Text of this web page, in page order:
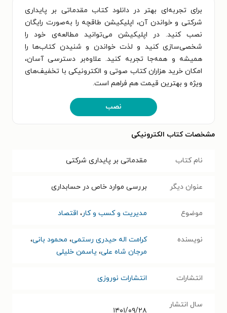
برای تجربه‌ای بهتر در دانلود کتاب مقدماتی بر پایداری
شرکتی و خواندن آن، اپلیکیشن طاقچه را به‌صورت رایگان
نصب کنید. در اپلیکیشن می‌توانید مطالعه‌ی خود را
شخصی‌سازی کنید و لذت خواندن و شنیدن کتاب‌ها را
همیشه و همه‌جا تجربه کنید. علاوه‌بر دسترسی آسان،
امکان خرید هزاران کتاب صوتی و الکترونیکی با تخفیف‌های
ویژه و بهترین قیمت هم فراهم است.
نصب
مشخصات کتاب الکترونیکی
نام کتاب مقدماتی بر پایداری شرکتی
عنوان دیگر بررسی موارد خاص در حسابداری
موضوع مدیریت و کسب و کار، اقتصاد
نویسنده کرامت اله حیدری رستمی، محمود بانی،
مرجان شاه علی، یاسمن خلیلی
انتشارات انتشارات نوروزی
سال انتشار
۱۴۰۱/۰۹/۲۸